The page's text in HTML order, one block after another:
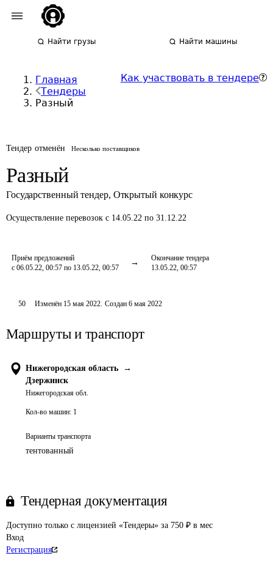
Найти грузы Найти машины
Главная
Тендеры
Разный
Как участвовать в тендере
Тендер отменён Несколько поставщиков
Разный
Государственный тендер, Открытый конкурс
Осуществление перевозок с 14.05.22 по 31.12.22
Приём предложений
с 06.05.22, 00:57 по 13.05.22, 00:57
Окончание тендера
13.05.22, 00:57
50 Изменён 15 мая 2022. Создан 6 мая 2022
Маршруты и транспорт
Нижегородская область
→
Дзержинск
Нижегородская обл.
Кол-во машин: 1
Варианты транспорта
тентованный
Тендерная документация
Доступно только с лицензией «Тендеры» за 750 ₽ в мес
Вход
Регистрация